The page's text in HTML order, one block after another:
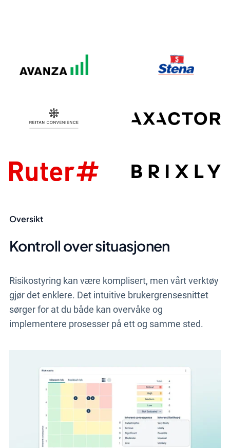
Oversikt
Kontroll over situasjonen
Risikostyring kan være komplisert, men vårt verktøy
gjør det enklere. Det intuitive brukergrensesnittet
sørger for at du både kan overvåke og
implementere prosesser på ett og samme sted.